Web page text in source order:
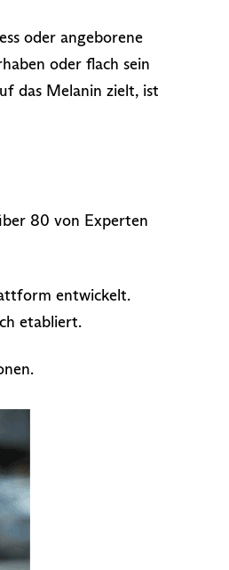
oder angeborene
oder flach sein
das Melanin zielt, ist
80 von Experten
entwickelt.
etabliert.